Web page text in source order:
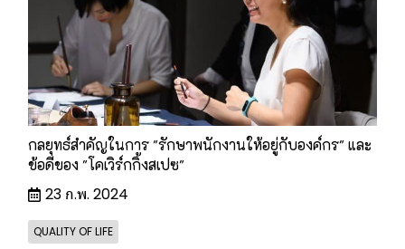
กลยุทธ์สำคัญในการ "รักษาพนักงานให้อยู่กับองค์กร" และ
ข้อดีของ "โคเวิร์กกิ้งสเปซ"
23 ก.พ. 2024
QUALITY OF LIFE